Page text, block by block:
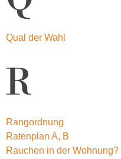
Qual der Wahl
R
Rangordnung
Ratenplan A, B
Rauchen in der Wohnung?